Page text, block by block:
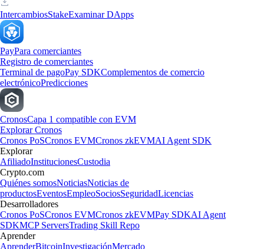
IntercambiosStakeExaminar DApps
PayPara comerciantes
Registro de comerciantes
Terminal de pagoPay SDKComplementos de comercio
electrónicoPredicciones
CronosCapa 1 compatible con EVM
Explorar Cronos
Cronos PoSCronos EVMCronos zkEVMAI Agent SDK
Explorar
AfiliadoInstitucionesCustodia
Crypto.com
Quiénes somosNoticiasNoticias de
productosEventosEmpleoSociosSeguridadLicencias
Desarrolladores
Cronos PoSCronos EVMCronos zkEVMPay SDKAI Agent
SDKMCP ServersTrading Skill Repo
Aprender
AprenderBitcoinInvestigaciónMercado